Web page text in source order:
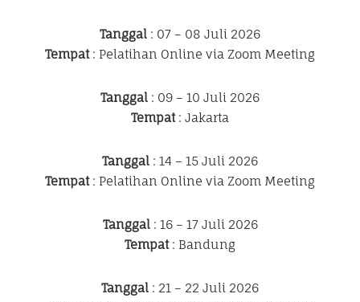
Tanggal : 07 – 08 Juli 2026
Tempat: Pelatihan Online via Zoom Meeting
Tanggal : 09 – 10 Juli 2026
Tempat: Jakarta
Tanggal : 14 – 15 Juli 2026
Tempat: Pelatihan Online via Zoom Meeting
Tanggal: 16 – 17 Juli 2026
Tempat: Bandung
Tanggal : 21 – 22 Juli 2026